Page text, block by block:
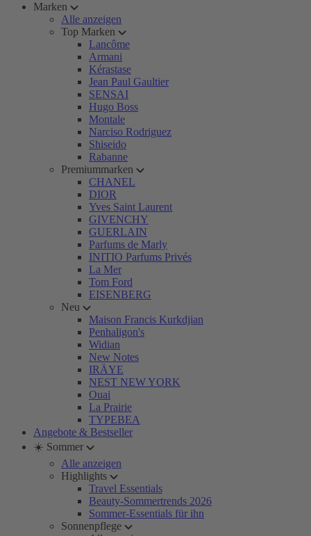
Marken
Alle anzeigen
Top Marken
Lancôme
Armani
Kérastase
Jean Paul Gaultier
SENSAI
Hugo Boss
Montale
Narciso Rodriguez
Shiseido
Rabanne
Premiummarken
CHANEL
DIOR
Yves Saint Laurent
GIVENCHY
GUERLAIN
Parfums de Marly
INITIO Parfums Privés
La Mer
Tom Ford
EISENBERG
Neu
Maison Francis Kurkdjian
Penhaligon's
Widian
New Notes
IRÄYE
NEST NEW YORK
Ouai
La Prairie
TYPEBEA
Angebote & Bestseller
☀️ Sommer
Alle anzeigen
Highlights
Travel Essentials
Beauty-Sommertrends 2026
Sommer-Essentials für ihn
Sonnenpflege